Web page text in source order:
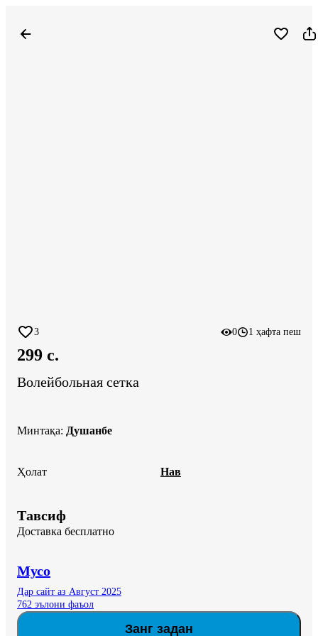
3 0 1 ҳафта пеш
299 c.
Волейбольная сетка
Минтақа: Душанбе
Ҳолат Нав
Тавсиф
Доставка бесплатно
Мусо
Дар сайт аз Август 2025
762 эълони фаъол
Занг задан